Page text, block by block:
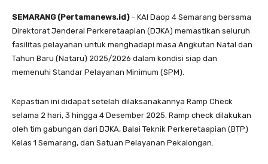
SEMARANG (Pertamanews.id) – KAI Daop 4 Semarang bersama
Direktorat Jenderal Perkeretaapian (DJKA) memastikan seluruh
fasilitas pelayanan untuk menghadapi masa Angkutan Natal dan
Tahun Baru (Nataru) 2025/2026 dalam kondisi siap dan
memenuhi Standar Pelayanan Minimum (SPM).
Kepastian ini didapat setelah dilaksanakannya Ramp Check
selama 2 hari, 3 hingga 4 Desember 2025. Ramp check dilakukan
oleh tim gabungan dari DJKA, Balai Teknik Perkeretaapian (BTP)
Kelas 1 Semarang, dan Satuan Pelayanan Pekalongan.